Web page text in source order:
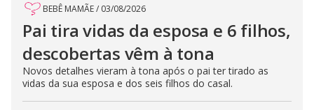
BEBÊ MAMÃE/ 03/08/2026
Pai tira vidas da esposa e 6 filhos,
descobertas vêm à tona
Novos detalhes vieram à tona após o pai ter tirado as
vidas da sua esposa e dos seis filhos do casal.